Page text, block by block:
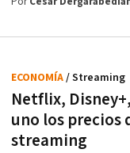
Netflix,
uno los precios
streaming
ECONOMÍA/ Streaming